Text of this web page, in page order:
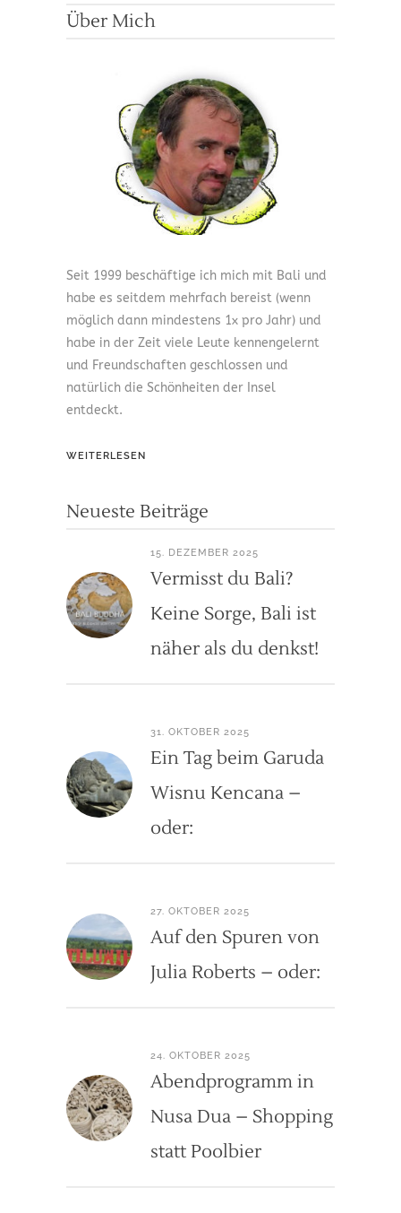
Über Mich
Seit 1999 beschäftige ich mich mit Bali und
habe es seitdem mehrfach bereist (wenn
möglich dann mindestens 1x pro Jahr) und
habe in der Zeit viele Leute kennengelernt
und Freundschaften geschlossen und
natürlich die Schönheiten der Insel
entdeckt.
WEITERLESEN
Neueste Beiträge
15. DEZEMBER 2025
Vermisst du Bali?
Keine Sorge, Bali ist
näher als du denkst!
31. OKTOBER 2025
Ein Tag beim Garuda
Wisnu Kencana –
oder:
27. OKTOBER 2025
Auf den Spuren von
Julia Roberts – oder:
24. OKTOBER 2025
Abendprogramm in
Nusa Dua – Shopping
statt Poolbier